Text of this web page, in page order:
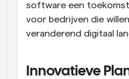
software een
voor bedrijven die
veranderend digitaal
Innovatieve